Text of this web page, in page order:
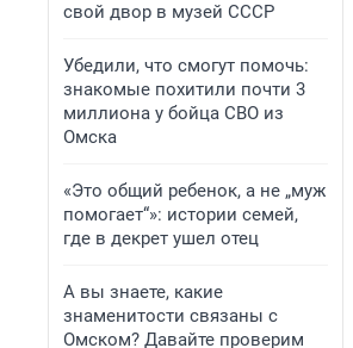
свой двор в музей СССР
Убедили, что смогут помочь:
знакомые похитили почти 3
миллиона у бойца СВО из
Омска
«Это общий ребенок, а не „муж
помогает“»: истории семей,
где в декрет ушел отец
А вы знаете, какие
знаменитости связаны с
Омском? Давайте проверим